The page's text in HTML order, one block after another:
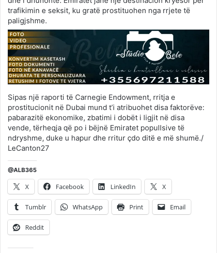
trafikimin e seksit, ku gratë prostituohen nga rrjete të
paligjshme.
Sipas një raporti të Carnegie Endowment, rritja e
prostitucionit në Dubai mund t’i atribuohet disa faktorëve:
pabarazitë ekonomike, zbatimi i dobët i ligjit në disa
vende, tërheqja që po i bëjnë Emiratet popullsive të
ndryshme, duke u hapur dhe rritur çdo ditë e më shumë./
LeCanton27
@ALB365
X Facebook LinkedIn X
Tumblr WhatsApp Print Email
Reddit